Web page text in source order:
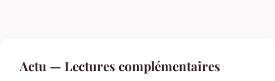
Actu — Lectures complémentaires